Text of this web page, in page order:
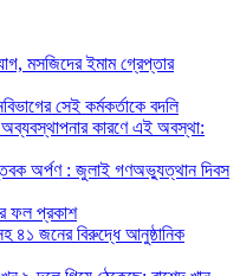
মসজিদের ইমাম গ্রেপ্তার
সেই কর্মকর্তাকে বদলি
অব্যবস্থাপনার কারণে এই অবস্থা:
অর্পণ : জুলাই গণঅভ্যুত্থান দিবস
ফল প্রকাশ
৪১ জনের বিরুদ্ধে আনুষ্ঠানিক